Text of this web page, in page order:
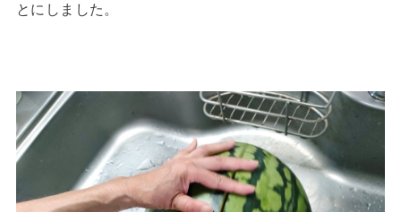
とにしました。